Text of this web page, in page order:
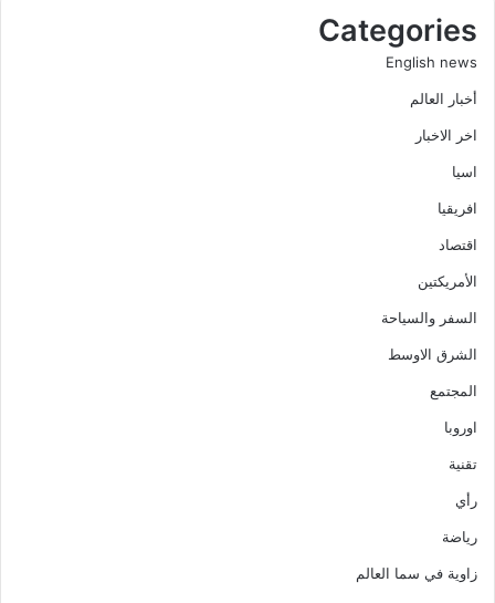
Categories
English news
أخبار العالم
اخر الاخبار
اسيا
افريقيا
اقتصاد
الأمريكتين
السفر والسياحة
الشرق الاوسط
المجتمع
اوروبا
تقنية
رأي
رياضة
زاوية في سما العالم